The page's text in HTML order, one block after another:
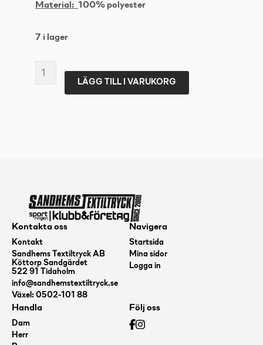
Material: 100% polyester
7 i lager
UMBRO
mängd
LÄGG TILL I VARUKORG
Kontakta oss
Kontakt
Sandhems Textiltryck AB
Köttorp Sandgärdet
522 91 Tidaholm
info@sandhemstextiltryck.se
Växel: 0502-101 88
Navigera
Startsida
Mina sidor
Logga in
Handla
Dam
Herr
Följ oss